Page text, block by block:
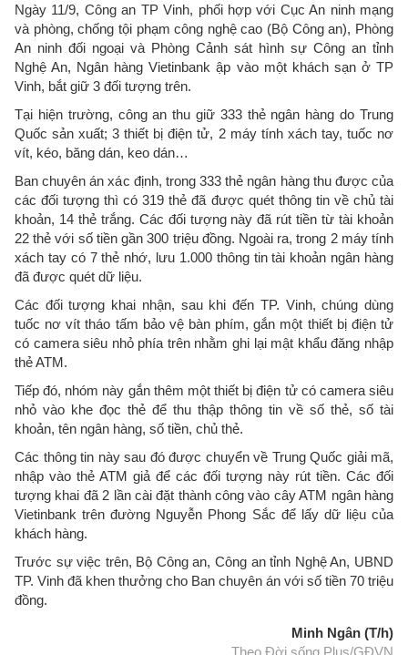
Ngày 11/9, Công an TP Vinh, phối hợp với Cục An ninh mạng
và phòng, chống tội phạm công nghệ cao (Bộ Công an), Phòng
An ninh đối ngoại và Phòng Cảnh sát hình sự Công an tỉnh
Nghệ An, Ngân hàng Vietinbank ập vào một khách sạn ở TP
Vinh, bắt giữ 3 đối tượng trên.
Tại hiện trường, công an thu giữ 333 thẻ ngân hàng do Trung
Quốc sản xuất; 3 thiết bị điện tử, 2 máy tính xách tay, tuốc nơ
vít, kéo, băng dán, keo dán…
Ban chuyên án xác định, trong 333 thẻ ngân hàng thu được của
các đối tượng thì có 319 thẻ đã được quét thông tin về chủ tài
khoản, 14 thẻ trắng. Các đối tượng này đã rút tiền từ tài khoản
22 thẻ với số tiền gần 300 triệu đồng. Ngoài ra, trong 2 máy tính
xách tay có 7 thẻ nhớ, lưu 1.000 thông tin tài khoản ngân hàng
đã được quét dữ liệu.
Các đối tượng khai nhận, sau khi đến TP. Vinh, chúng dùng
tuốc nơ vít tháo tấm bảo vệ bàn phím, gắn một thiết bị điện tử
có camera siêu nhỏ phía trên nhằm ghi lại mật khẩu đăng nhập
thẻ ATM.
Tiếp đó, nhóm này gắn thêm một thiết bị điện tử có camera siêu
nhỏ vào khe đọc thẻ để thu thập thông tin về số thẻ, số tài
khoản, tên ngân hàng, số tiền, chủ thẻ.
Các thông tin này sau đó được chuyển về Trung Quốc giải mã,
nhập vào thẻ ATM giả để các đối tượng này rút tiền. Các đối
tượng khai đã 2 lần cài đặt thành công vào cây ATM ngân hàng
Vietinbank trên đường Nguyễn Phong Sắc để lấy dữ liệu của
khách hàng.
Trước sự việc trên, Bộ Công an, Công an tỉnh Nghệ An, UBND
TP. Vinh đã khen thưởng cho Ban chuyên án với số tiền 70 triệu
đồng.
Minh Ngân (T/h)
Theo Đời sống Plus/GĐVN